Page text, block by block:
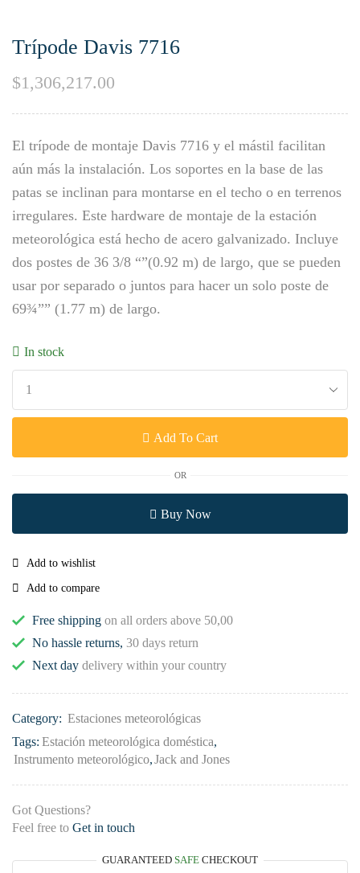
Trípode Davis 7716
$1,306,217.00
El trípode de montaje Davis 7716 y el mástil facilitan
aún más la instalación. Los soportes en la base de las
patas se inclinan para montarse en el techo o en terrenos
irregulares. Este hardware de montaje de la estación
meteorológica está hecho de acero galvanizado. Incluye
dos postes de 36 3/8 “”(0.92 m) de largo, que se pueden
usar por separado o juntos para hacer un solo poste de
69¾”” (1.77 m) de largo.
In stock
Add To Cart
OR
Buy Now
Add to wishlist
Add to compare
Free shipping on all orders above 50,00
No hassle returns, 30 days return
Next day delivery within your country
Category: Estaciones meteorológicas
Tags: Estación meteorológica doméstica,
Instrumento meteorológico,Jack and Jones
Got Questions?
Feel free to Get in touch
GUARANTEED SAFE CHECKOUT